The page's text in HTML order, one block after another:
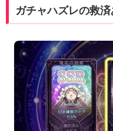
ガチャハズレの救済